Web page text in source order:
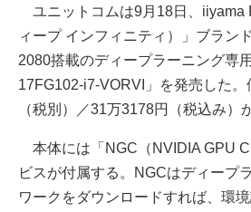
ユニットコムは9月18日、iiyama
ィープ インフィニティ）」ブラン
2080搭載のディープラーニング専
17FG102-i7-VORVI」を発売した。
（税別）／31万3178円（税込み）
本体には「NGC（NVIDIA GPU
ビスが付属する。NGCはディープ
ワークをダウンロードすれば、環